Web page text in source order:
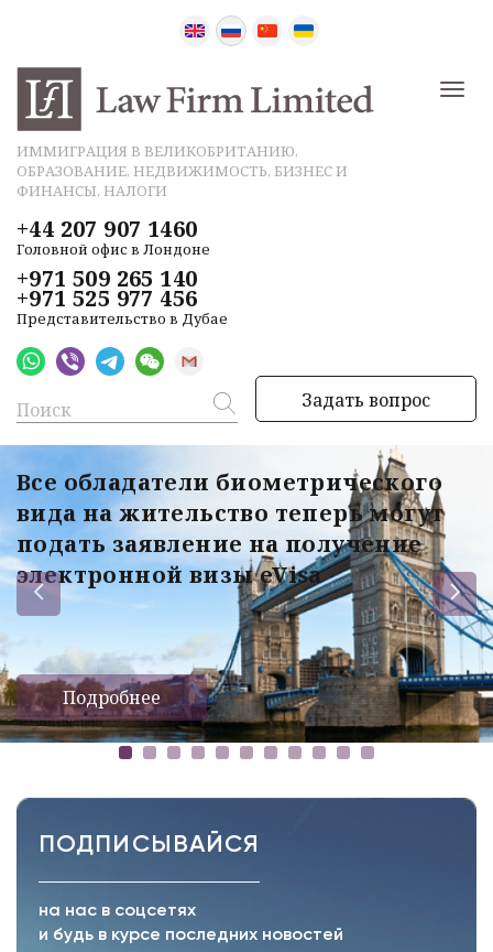
ИММИГРАЦИЯ В ВЕЛИКОБРИТАНИЮ,
ОБРАЗОВАНИЕ, НЕДВИЖИМОСТЬ, БИЗНЕС И
ФИНАНСЫ, НАЛОГИ
+44 207 907 1460
Головной офис в Лондоне
+971 509 265 140
+971 525 977 456
Представительство в Дубае
Задать вопрос
Все обладатели биометрического
вида на жительство теперь могут
подать заявление на получение
электронной визы eVisa
Подробнее
ПОДПИСЫВАЙСЯ
на нас в соцсетях
и будь в курсе последних новостей